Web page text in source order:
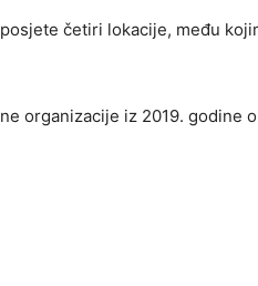
četiri lokacije, među
organizacije iz 2019. godine